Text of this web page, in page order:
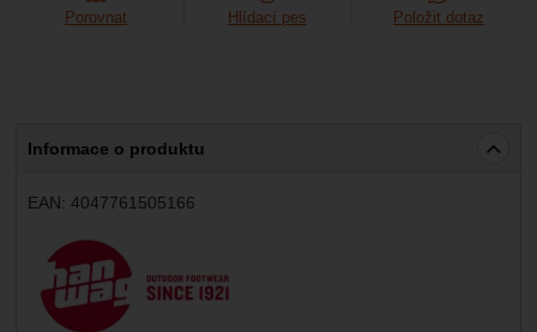
Porovnat Hlídací pes Položit dotaz
Informace o produktu
EAN: 4047761505166
Výrobce: